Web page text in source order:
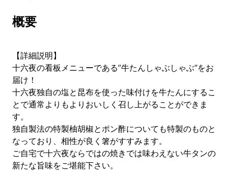
概要
【詳細説明】
十六夜の看板メニューである”牛たんしゃぶしゃぶ”をお
届け！
十六夜独自の塩と昆布を使った味付けを牛たんにするこ
とで通常よりもよりおいしく召し上がることができま
す。
独自製法の特製柚胡椒とポン酢についても特製のものと
なっており、相性が良く箸がすすみます。
ご自宅で十六夜ならではの焼きでは味わえない牛タンの
新たな旨味をご堪能下さい。